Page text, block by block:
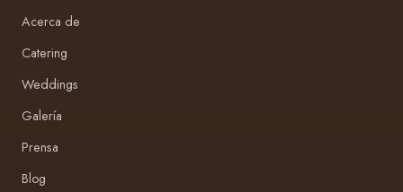
Acerca de
Catering
Weddings
Galería
Prensa
Blog